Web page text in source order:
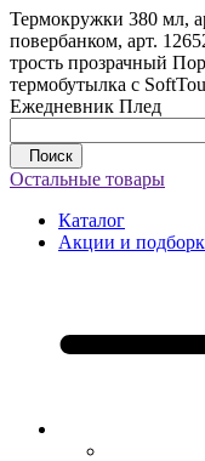
Термокружки 380 мл,
повербанком, арт.
трость прозрачный
термобутылка с
Ежедневник Плед
Поиск
Остальные товары
Каталог
Акции и